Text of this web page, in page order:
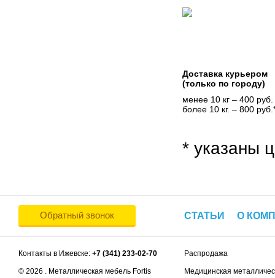
Доставка курьером
(только по городу)
менее 10 кг – 400 руб.
более 10 кг. – 800
* указаны
Обратный звонок СТАТЬИ О
Контакты в Ижевске: +7 (341) 233-02-70
© 2026 . Металлическая мебель Fortis
Распродажа
Медицинская